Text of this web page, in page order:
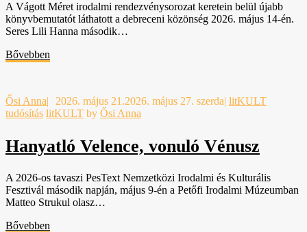
A Vágott Méret irodalmi rendezvénysorozat keretein belül újabb
könyvbemutatót láthatott a debreceni közönség 2026. május 14-én.
Seres Lili Hanna második…
Bővebben
Ősi Anna 2026. május 21.2026. május 27. szerda litKULT
tudósítás litKULT by Ősi Anna
Hanyatló Velence, vonuló Vénusz
A 2026-os tavaszi PesText Nemzetközi Irodalmi és Kulturális
Fesztivál második napján, május 9-én a Petőfi Irodalmi Múzeumban
Matteo Strukul olasz…
Bővebben